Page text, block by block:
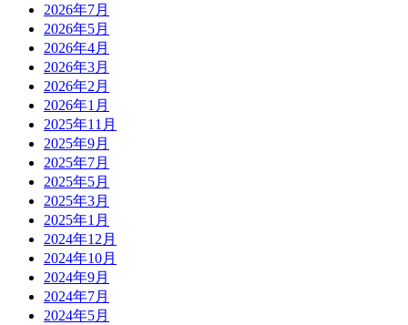
2026年7月
2026年5月
2026年4月
2026年3月
2026年2月
2026年1月
2025年11月
2025年9月
2025年7月
2025年5月
2025年3月
2025年1月
2024年12月
2024年10月
2024年9月
2024年7月
2024年5月